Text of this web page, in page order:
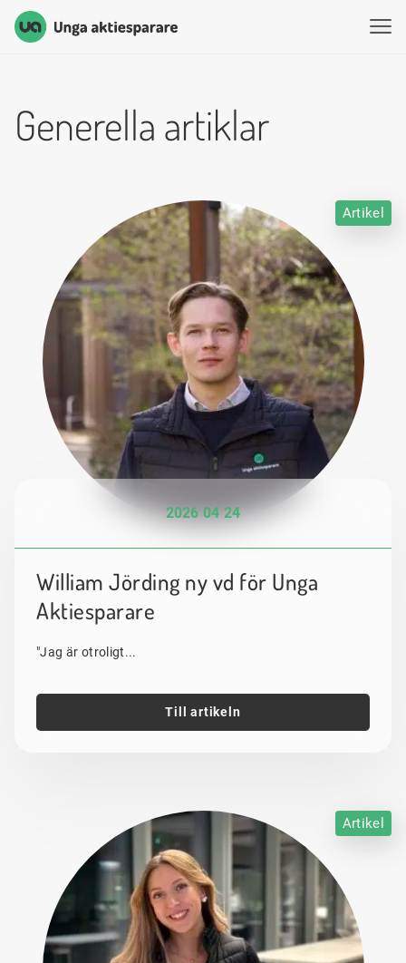
Unga Aktiesparare
Generella artiklar
Artikel
2026 04 24
William Jörding ny vd för Unga
Aktiesparare
"Jag är otroligt...
Till artikeln
Artikel